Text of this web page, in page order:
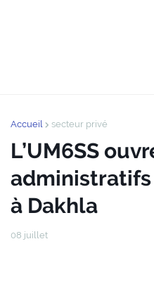
Accueil secteur privé
L’UM6SS
à Dakhla
08 juillet